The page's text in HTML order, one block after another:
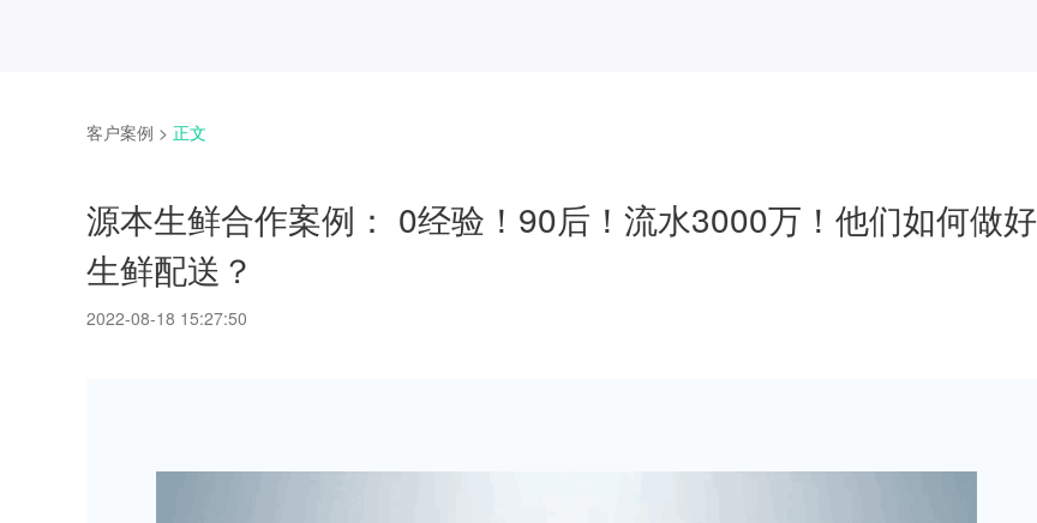
客户案例 > 正文
源本生鲜合作案例： 0经验！90后！流水3000万！他们如何做好
生鲜配送？
2022-08-18 15:27:50